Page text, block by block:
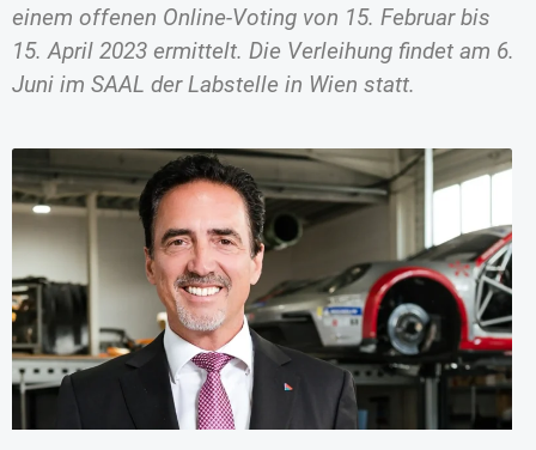
einem offenen Online-Voting von 15. Februar bis
15. April 2023 ermittelt. Die Verleihung findet am 6.
Juni im SAAL der Labstelle in Wien statt.